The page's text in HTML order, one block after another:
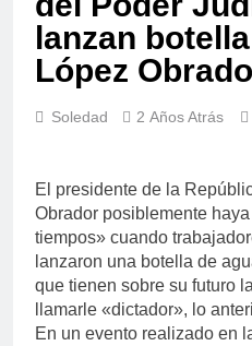
lanzan
López
Soledad 2 Años Atrás
El presidente de la
Obrador posiblemente
tiempos» cuando
lanzaron una botella de
que tienen sobre su futuro
llamarle «dictador», lo
En un evento realizado en